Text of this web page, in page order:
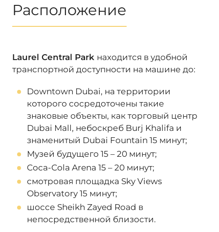
него оказывает влияние степень
готовности объекта и уровень развития
района. Для получения быстрого
завершения строительства. А также
выгодно перепродать проект еще на
инвестиционный доход.
Наши эксперты помогут разобраться во
всех волнующих вас вопросах и помогут в
приобретении недвижимости в Дубае!
Расположение
Laurel Central Park находится в удобной
транспортной доступности на машине до:
Downtown Dubai, на территории
которого сосредоточены такие
знаковые объекты, как торговый центр
Dubai Mall, небоскреб Burj Khalifa и
знаменитый Dubai Fountain 15 минут;
Музей будущего 15 – 20 минут;
Coca-Cola Arena 15 – 20 минут;
смотровая площадка Sky Views
Observatory 15 минут;
шоссе Sheikh Zayed Road в
непосредственной близости.